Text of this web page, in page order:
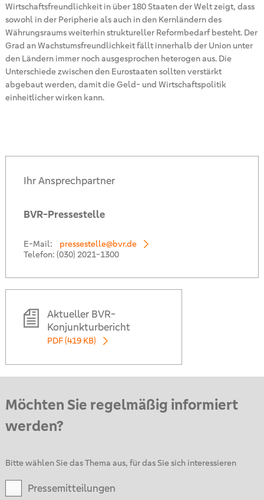
Wirtschaftsfreundlichkeit in über 180 Staaten der Welt zeigt, dass
sowohl in der Peripherie als auch in den Kernländern des
Währungsraums weiterhin struktureller Reformbedarf besteht. Der
Grad an Wachstumsfreundlichkeit fällt innerhalb der Union unter
den Ländern immer noch ausgesprochen heterogen aus. Die
Unterschiede zwischen den Eurostaaten sollten verstärkt
abgebaut werden, damit die Geld- und Wirtschaftspolitik
einheitlicher wirken kann.
Ihr Ansprechpartner
BVR-Pressestelle
E-Mail:
pressestelle@bvr.de
Telefon: (030) 2021-1300
Aktueller BVR-
Konjunkturbericht
PDF (419 KB)
Möchten Sie regelmäßig informiert
werden?
Bitte wählen Sie das Thema aus, für das Sie sich interessieren
Pressemitteilungen